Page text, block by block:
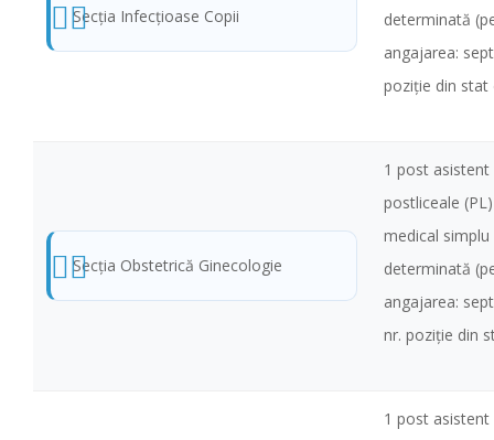
Secţia Infecţioase Copii
determinată
angajarea:
poziţie din stat
Secţia Obstetrică Ginecologie
1 post
postliceale
medical
determinată
angajarea:
nr. poziţie din
1 post